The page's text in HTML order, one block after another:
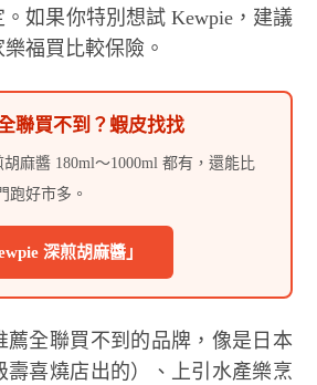
如果你特別想試 Kewpie，建議
福買比較保險。
聯買不到？蝦皮找找
麻醬 180ml～1000ml 都有，還能比
跑好市多。
深煎胡麻醬」
薦全聯買不到的品牌，像是日本
壽喜燒店出的）、上引水產樂烹